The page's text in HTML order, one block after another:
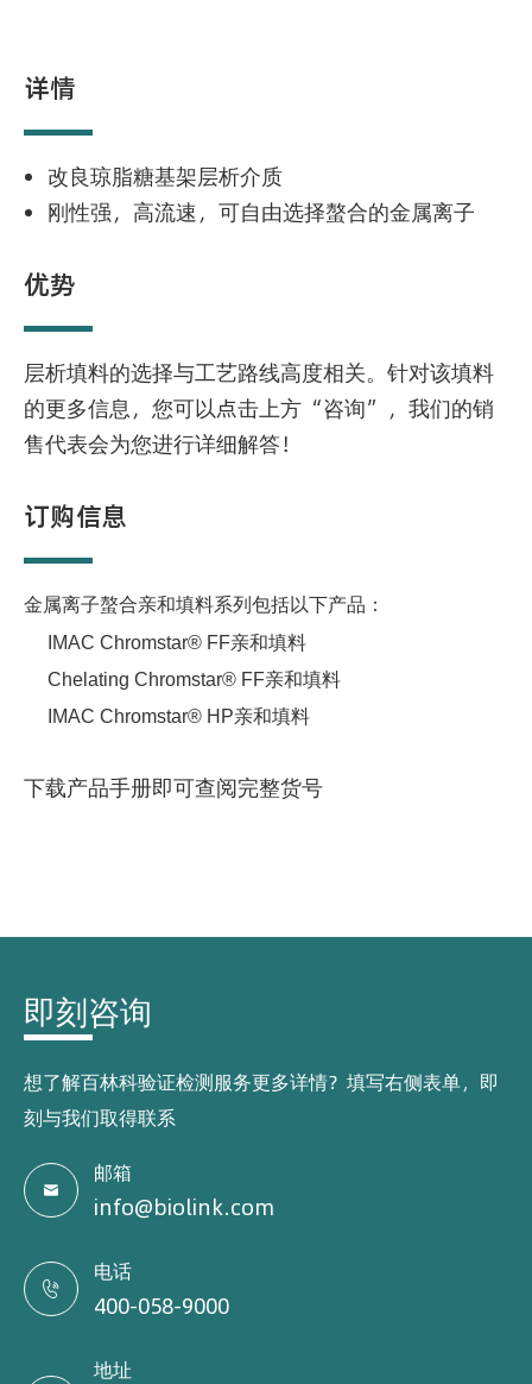
详情
改良琼脂糖基架层析介质
刚性强，高流速，可自由选择螯合的金属离子
优势
层析填料的选择与工艺路线高度相关。针对该填料
的更多信息，您可以点击上方“咨询”，我们的销
售代表会为您进行详细解答！
订购信息
金属离子螯合亲和填料系列包括以下产品：
IMAC Chromstar® FF亲和填料
Chelating Chromstar® FF亲和填料
IMAC Chromstar® HP亲和填料
下载产品手册即可查阅完整货号
即刻咨询
想了解百林科验证检测服务更多详情？填写右侧表单，即
刻与我们取得联系

邮箱
info@biolink.com

电话
400-058-9000
地址